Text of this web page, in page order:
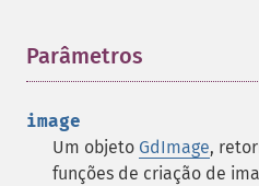
Parâmetros
image
Um objeto GdImage,
funções de criação de